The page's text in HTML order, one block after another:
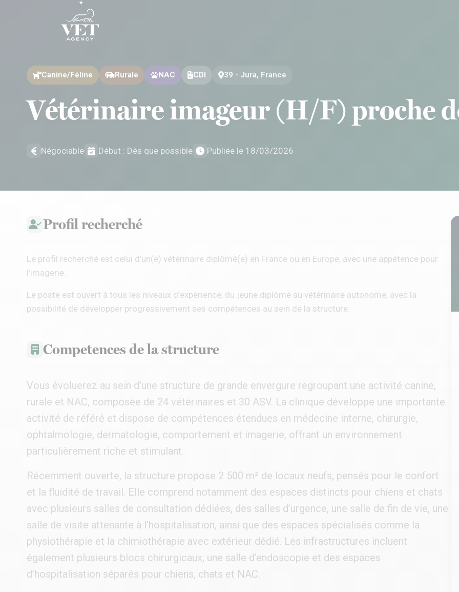
Canine/Féline Rurale NAC CDI 39 - Jura, France
Vétérinaire imageur (H/F) proche
Négociable Début : Dès que possible Publiée le 18/03/2026
Profil recherché
Le profil recherché est celui d’un(e) vétérinaire diplômé(e) en France ou en Europe, avec une appétence pour
l’imagerie.
Le poste est ouvert à tous les niveaux d’expérience, du jeune diplômé au vétérinaire autonome, avec la
possibilité de développer progressivement ses compétences au sein de la structure.
Competences de la structure
Vous évoluerez au sein d’une structure de grande envergure regroupant une activité canine,
rurale et NAC, composée de 24 vétérinaires et 30 ASV. La clinique développe une importante
activité de référé et dispose de compétences étendues en médecine interne, chirurgie,
ophtalmologie, dermatologie, comportement et imagerie, offrant un environnement
particulièrement riche et stimulant.
Récemment ouverte, la structure propose 2 500 m² de locaux neufs, pensés pour le confort
et la fluidité de travail. Elle comprend notamment des espaces distincts pour chiens et chats
avec plusieurs salles de consultation dédiées, des salles d’urgence, une salle de fin de vie, une
salle de visite attenante à l’hospitalisation, ainsi que des espaces spécialisés comme la
physiothérapie et la chimiothérapie avec extérieur dédié. Les infrastructures incluent
également plusieurs blocs chirurgicaux, une salle d’endoscopie et des espaces
d’hospitalisation séparés pour chiens, chats et NAC.